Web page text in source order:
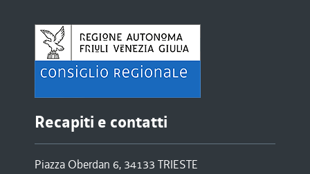
Recapiti e contatti
Piazza Oberdan 6, 34133 TRIESTE